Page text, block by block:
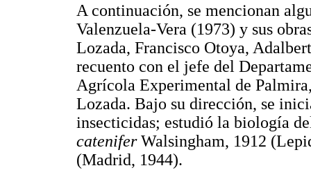
A continuación, se mencionan
Valenzuela-Vera (1973) y sus
Lozada, Francisco Otoya,
recuento con el jefe del
Agrícola Experimental de
Lozada. Bajo su dirección, se
insecticidas; estudió la biología
cateniferWalsingham, 1912
(Madrid, 1944).